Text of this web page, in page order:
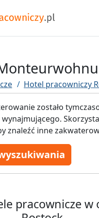
Hotel pracowniczy
zostało
wynajmującego.
znaleźć inne
pracownicze w